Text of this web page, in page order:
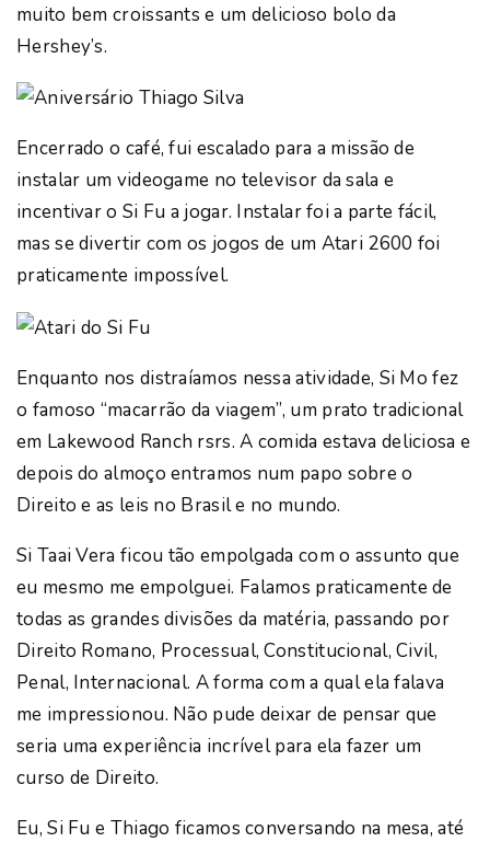
muito bem croissants e um delicioso bolo da
Hershey’s.
Encerrado o café, fui escalado para a missão de
instalar um videogame no televisor da sala e
incentivar o Si Fu a jogar. Instalar foi a parte fácil,
mas se divertir com os jogos de um Atari 2600 foi
praticamente impossível.
Enquanto nos distraíamos nessa atividade, Si Mo fez
o famoso “macarrão da viagem”, um prato tradicional
em Lakewood Ranch rsrs. A comida estava deliciosa e
depois do almoço entramos num papo sobre o
Direito e as leis no Brasil e no mundo.
Si Taai Vera ficou tão empolgada com o assunto que
eu mesmo me empolguei. Falamos praticamente de
todas as grandes divisões da matéria, passando por
Direito Romano, Processual, Constitucional, Civil,
Penal, Internacional. A forma com a qual ela falava
me impressionou. Não pude deixar de pensar que
seria uma experiência incrível para ela fazer um
curso de Direito.
Eu, Si Fu e Thiago ficamos conversando na mesa, até